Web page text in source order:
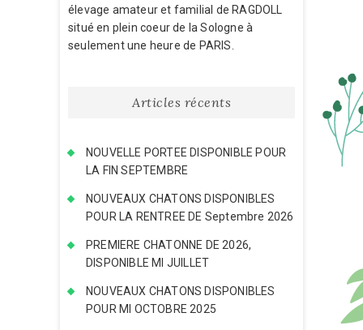
élevage amateur et familial de RAGDOLL
situé en plein coeur de la Sologne à
seulement une heure de PARIS.
Articles récents
NOUVELLE PORTEE DISPONIBLE POUR
LA FIN SEPTEMBRE
NOUVEAUX CHATONS DISPONIBLES
POUR LA RENTREE DE Septembre 2026
PREMIERE CHATONNE DE 2026,
DISPONIBLE MI JUILLET
NOUVEAUX CHATONS DISPONIBLES
POUR MI OCTOBRE 2025